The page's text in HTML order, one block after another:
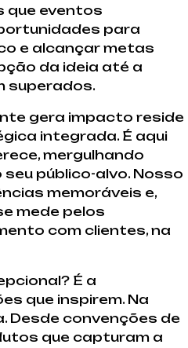
que eventos
para
e alcançar metas
da ideia até a
superados.
gera impacto reside
integrada. É aqui
mergulhando
público-alvo. Nosso
memoráveis e,
mede pelos
com clientes, na
É a
que inspirem. Na
Desde convenções de
que capturam a